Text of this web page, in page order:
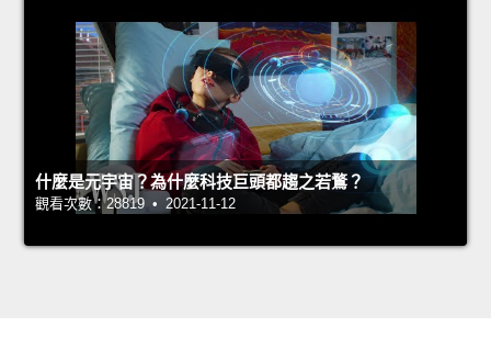
什麼是元宇宙？為什麼科技巨頭都趨之若鶩？
觀看次數：28819 • 2021-11-12